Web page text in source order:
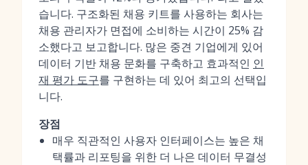
습니다. 구조화된 채용 키트를 사용하는 회사는
채용 관리자가 면접에 소비하는 시간이 25% 감
소했다고 보고합니다. 많은 중견 기업에게 있어
데이터 기반 채용 문화를 구축하고 효과적인 인
재 평가 도구를 구현하는 데 있어 최고의 선택입
니다.
장점
매우 직관적인 사용자 인터페이스는 높은 채
택률과 리포팅을 위한 더 나은 데이터 무결성